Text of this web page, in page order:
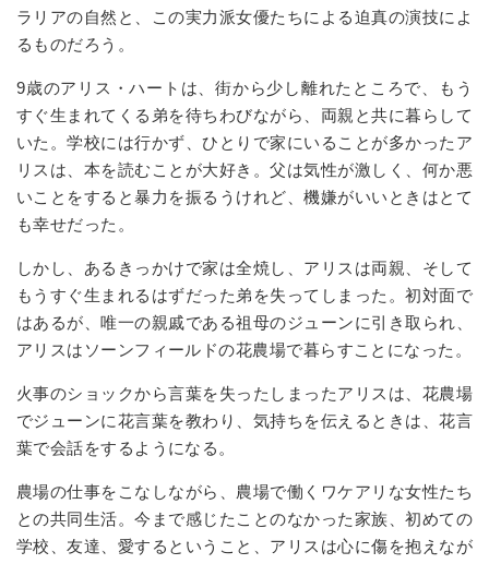
ラリアの自然と、この実力派女優たちによる迫真の演技によ
るものだろう。
9歳のアリス・ハートは、街から少し離れたところで、もう
すぐ生まれてくる弟を待ちわびながら、両親と共に暮らして
いた。学校には行かず、ひとりで家にいることが多かったア
リスは、本を読むことが大好き。父は気性が激しく、何か悪
いことをすると暴力を振るうけれど、機嫌がいいときはとて
も幸せだった。
しかし、あるきっかけで家は全焼し、アリスは両親、そして
もうすぐ生まれるはずだった弟を失ってしまった。初対面で
はあるが、唯一の親戚である祖母のジューンに引き取られ、
アリスはソーンフィールドの花農場で暮らすことになった。
火事のショックから言葉を失ったしまったアリスは、花農場
でジューンに花言葉を教わり、気持ちを伝えるときは、花言
葉で会話をするようになる。
農場の仕事をこなしながら、農場で働くワケアリな女性たち
との共同生活。今まで感じたことのなかった家族、初めての
学校、友達、愛するということ、アリスは心に傷を抱えなが